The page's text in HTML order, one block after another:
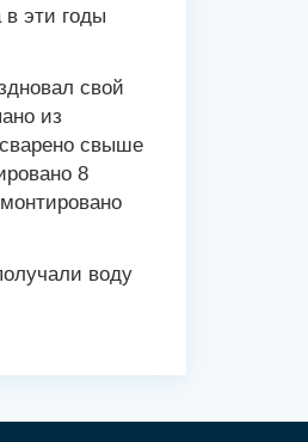
в эти годы
свой
из
свыше
8
воду